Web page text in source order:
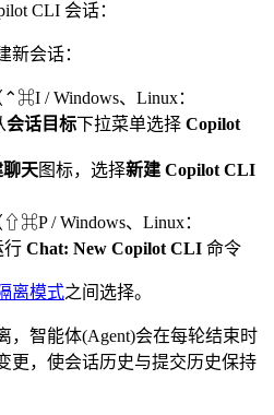
CLI 会话：
新会话：
/ Windows、Linux：
会话目标下拉菜单选择 Copilot
天图标，选择新建 Copilot CLI
/ Windows、Linux：
行 Chat: New Copilot CLI 命令
离模式之间选择。
，智能体(Agent)会在每轮结束时
更，使会话历史与提交历史保持